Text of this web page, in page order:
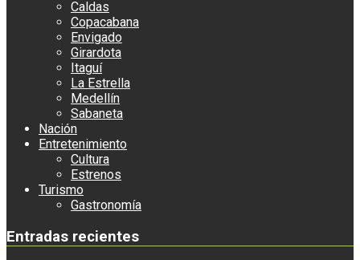
Caldas
Copacabana
Envigado
Girardota
Itaguí
La Estrella
Medellín
Sabaneta
Nación
Entretenimiento
Cultura
Estrenos
Turismo
Gastronomía
Entradas recientes